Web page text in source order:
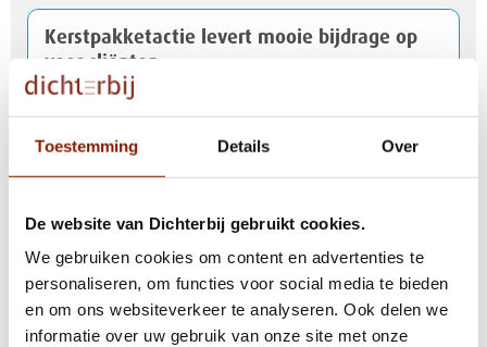
Toestemming Details Over
De website van Dichterbij gebruikt cookies.
We gebruiken cookies om content en advertenties te
personaliseren, om functies voor social media te bieden
en om ons websiteverkeer te analyseren. Ook delen we
informatie over uw gebruik van onze site met onze
Kerstpakketactie levert mooie bijdrage op
voor cliënten
Inge en Ilse gaan voor de finish bij Peloton
d'Or
Risselthof in Horst officieel geopend